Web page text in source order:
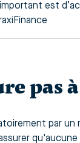
est
pas
par